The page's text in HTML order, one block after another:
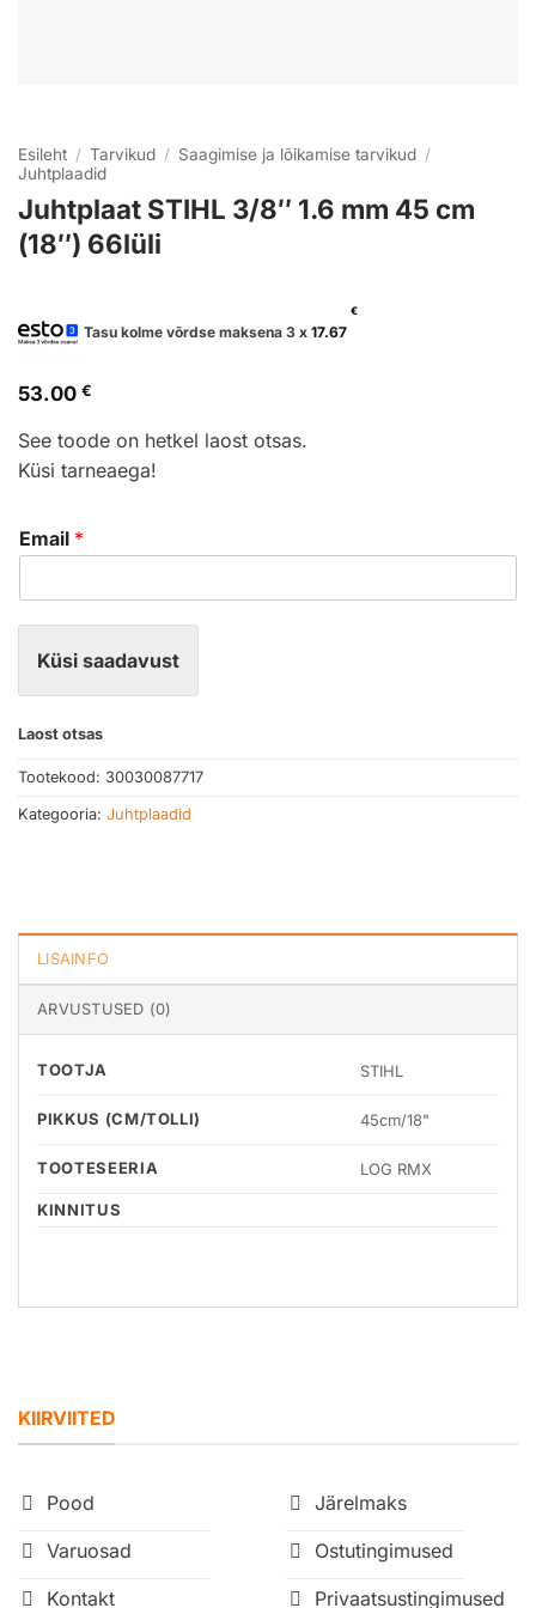
Esileht / Tarvikud / Saagimise ja lõikamise tarvikud /
Juhtplaadid
Juhtplaat STIHL 3/8″ 1.6 mm 45 cm
(18″) 66lüli
Tasu kolme võrdse maksena 3 x 17.67
€
53.00 €
See toode on hetkel laost otsas.
Küsi tarneaega!
Email *
Küsi saadavust
Laost otsas
Tootekood: 30030087717
Kategooria: Juhtplaadid
LISAINFO
ARVUSTUSED (0)
TOOTJA STIHL
PIKKUS (CM/TOLLI) 45cm/18"
TOOTESEERIA LOG RMX
KINNITUS
KIIRVIITED
Pood
Varuosad
Kontakt
Järelmaks
Ostutingimused
Privaatsustingimused